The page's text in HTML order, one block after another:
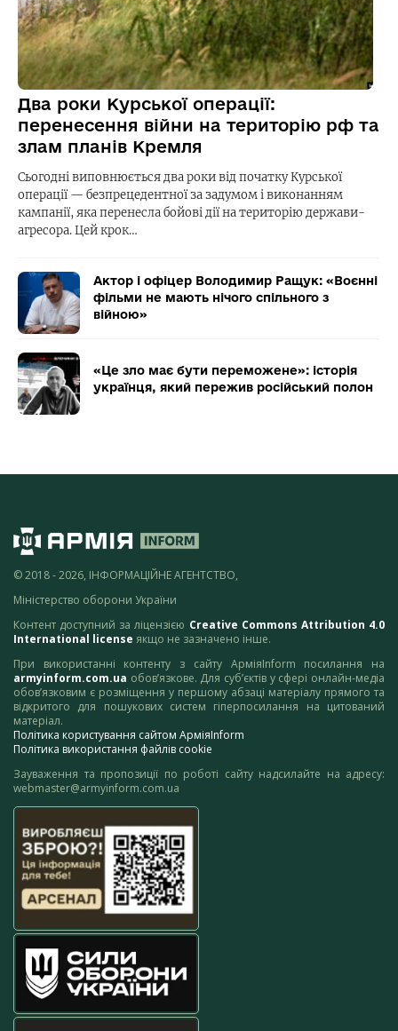
Два роки Курської операції:
перенесення війни на територію рф та
злам планів Кремля
Сьогодні виповнюється два роки від початку Курської
операції — безпрецедентної за задумом і виконанням
кампанії, яка перенесла бойові дії на територію держави-
агресора. Цей крок…
Актор і офіцер Володимир Ращук: «Воєнні
фільми не мають нічого спільного з
війною»
«Це зло має бути переможене»: історія
українця, який пережив російський полон
© 2018 - 2026, ІНФОРМАЦІЙНЕ АГЕНТСТВО,
Міністерство оборони України
Контент доступний за ліцензією Creative Commons Attribution 4.0
International license якщо не зазначено інше.
При використанні контенту з сайту АрміяInform посилання на
armyinform.com.ua обов’язкове. Для суб’єктів у сфері онлайн-медіа
обов’язковим є розміщення у першому абзаці матеріалу прямого та
відкритого для пошукових систем гіперпосилання на цитований
матеріал.
Політика користування сайтом АрміяInform
Політика використання файлів cookie
Зауваження та пропозиції по роботі сайту надсилайте на адресу:
webmaster@armyinform.com.ua